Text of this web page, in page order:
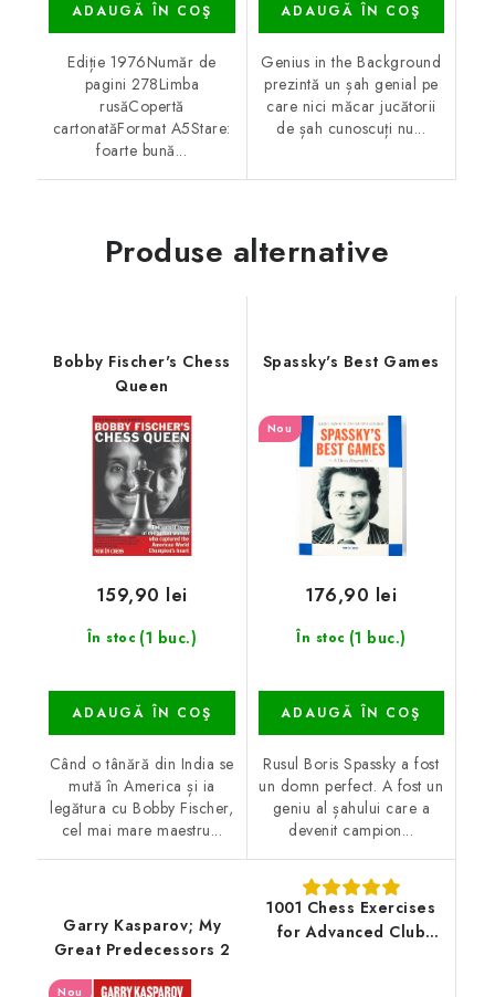
ADAUGĂ ÎN COŞ
Ediție 1976Număr de
pagini 278Limba
rusăCopertă
cartonatăFormat A5Stare:
foarte bună...
ADAUGĂ ÎN COŞ
Genius in the Background
prezintă un șah genial pe
care nici măcar jucătorii
de șah cunoscuți nu...
Produse alternative
Bobby Fischer's Chess
Queen
În stoc (1 buc.)
159,90 lei
ADAUGĂ ÎN COŞ
Când o tânără din India se
mută în America și ia
legătura cu Bobby Fischer,
cel mai mare maestru...
Spassky's Best Games
Nou
În stoc (1 buc.)
176,90 lei
ADAUGĂ ÎN COŞ
Rusul Boris Spassky a fost
un domn perfect. A fost un
geniu al șahului care a
devenit campion...
Garry Kasparov; My
Great Predecessors 2
Nou
1001 Chess Exercises
for Advanced Club